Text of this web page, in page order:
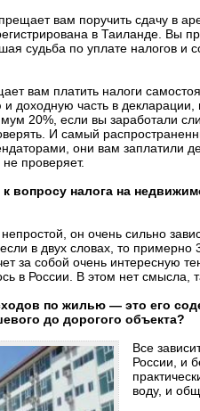
вам поручить сдачу в
в Таиланде. Вы
судьба по уплате налогов и
вам платить налоги
доходную часть в декларации,
20%, если вы заработали
И самый
они вам заплатили
проверяет.
вопросу налога на
он очень сильно
в двух словах, то примерно
за собой очень интересную
в России. В этом нет смысла,
по жилью — это его
до дорогого объекта?
Все
России, и
воду, и